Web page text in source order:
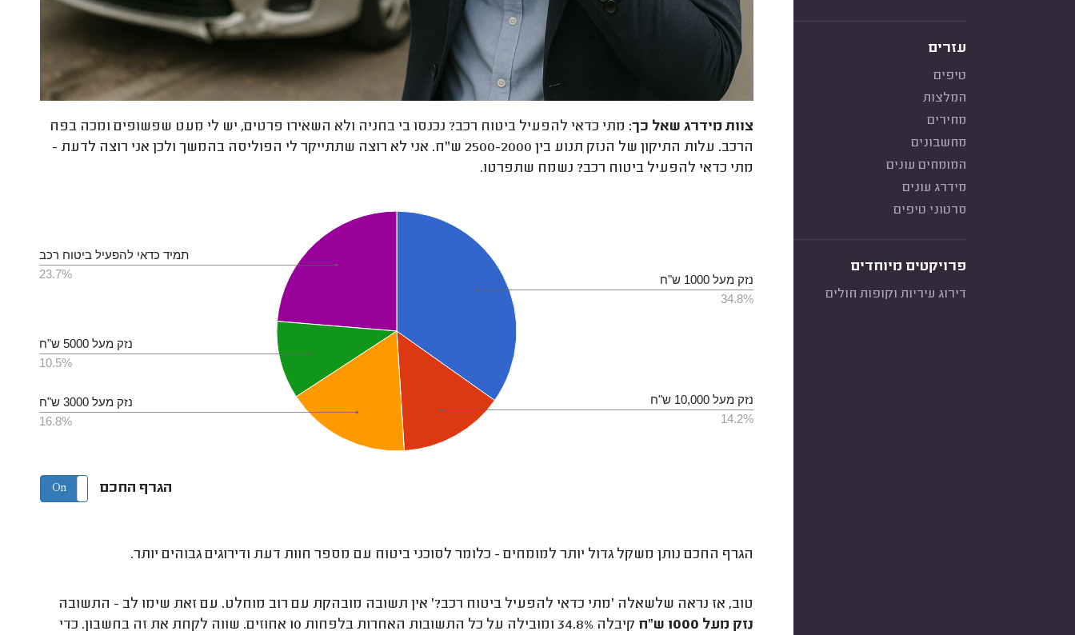
עזרים
טיפים
המלצות
מחירים
מחשבונים
המומחים עונים
מידרג עונים
סרטוני טיפים
פרויקטים מיוחדים
דירוג עיריות וקופות חולים
צוות מידרג שאל כך: מתי כדאי להפעיל ביטוח רכב? נכנסו בי בחניה ולא השאירו פרטים, יש לי מעט שפשופים ומכה בפח
הרכב. עלות התיקון של הנזק תנוע בין 2500-2000 ש"ח. אני לא רוצה שתתייקר לי הפוליסה בהמשך ולכן אני רוצה לדעת -
מתי כדאי להפעיל ביטוח רכב? נשמח שתפרטו.
נזק מעל 1000 ש"ח
34.8%
נזק מעל 10,000 ש"ח
14.2%
נזק מעל 3000 ש"ח
16.8%
נזק מעל 5000 ש"ח
10.5%
תמיד כדאי להפעיל ביטוח רכב
23.7%
הגרף החכם On Off
הגרף החכם נותן משקל גדול יותר למומחים - כלומר לסוכני ביטוח עם מספר חוות דעת ודירוגים גבוהים יותר.
טוב, אז נראה שלשאלה 'מתי כדאי להפעיל ביטוח רכב?' אין תשובה מובהקת עם רוב מוחלט. עם זאת שימו לב - התשובה
נזק מעל 1000 ש"ח
קיבלה 34.8% ומובילה על כל התשובות האחרות בלפחות 10 אחוזים. שווה לקחת את זה בחשבון. כדי